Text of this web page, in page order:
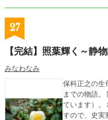
27
【完結】照葉輝く～静
みなわなみ
保科正之の生
までの物語。
ています）。
すので、史実